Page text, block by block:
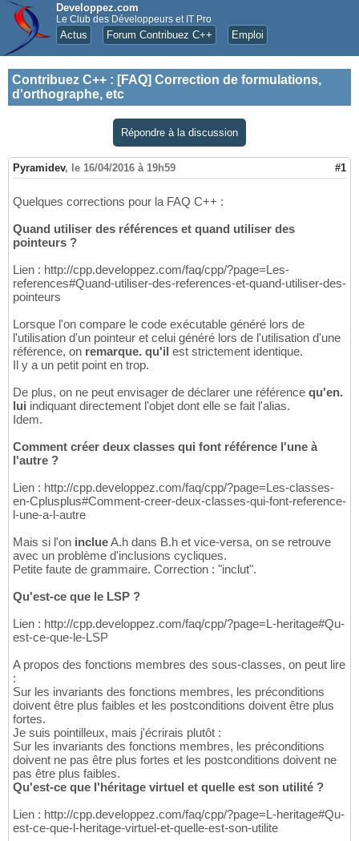
Developpez.com
Le Club des Développeurs et IT Pro
Actus Forum Contribuez C++ Emploi
Contribuez C++ : [FAQ] Correction de formulations,
d'orthographe, etc
Répondre à la discussion
Pyramidev, le 16/04/2016 à 19h59 #1
Quelques corrections pour la FAQ C++ :
Quand utiliser des références et quand utiliser des
pointeurs ?
Lien : http://cpp.developpez.com/faq/cpp/?page=Les-
references#Quand-utiliser-des-references-et-quand-utiliser-des-
pointeurs
Lorsque l'on compare le code exécutable généré lors de
l'utilisation d'un pointeur et celui généré lors de l'utilisation d'une
référence, on remarque. qu'il est strictement identique.
Il y a un petit point en trop.
De plus, on ne peut envisager de déclarer une référence qu'en.
lui indiquant directement l'objet dont elle se fait l'alias.
Idem.
Comment créer deux classes qui font référence l'une à
l'autre ?
Lien : http://cpp.developpez.com/faq/cpp/?page=Les-classes-
en-Cplusplus#Comment-creer-deux-classes-qui-font-reference-
l-une-a-l-autre
Mais si l'on inclueA.h dans B.h et vice-versa, on se retrouve
avec un problème d'inclusions cycliques.
Petite faute de grammaire. Correction : "inclut".
Qu'est-ce que le LSP ?
Lien : http://cpp.developpez.com/faq/cpp/?page=L-heritage#Qu-
est-ce-que-le-LSP
A propos des fonctions membres des sous-classes, on peut lire
:
Sur les invariants des fonctions membres, les préconditions
doivent être plus faibles et les postconditions doivent être plus
fortes.
Je suis pointilleux, mais j'écrirais plutôt :
Sur les invariants des fonctions membres, les préconditions
doivent ne pas être plus fortes et les postconditions doivent ne
pas être plus faibles.
Qu'est-ce que l'héritage virtuel et quelle est son utilité ?
Lien : http://cpp.developpez.com/faq/cpp/?page=L-heritage#Qu-
est-ce-que-l-heritage-virtuel-et-quelle-est-son-utilite